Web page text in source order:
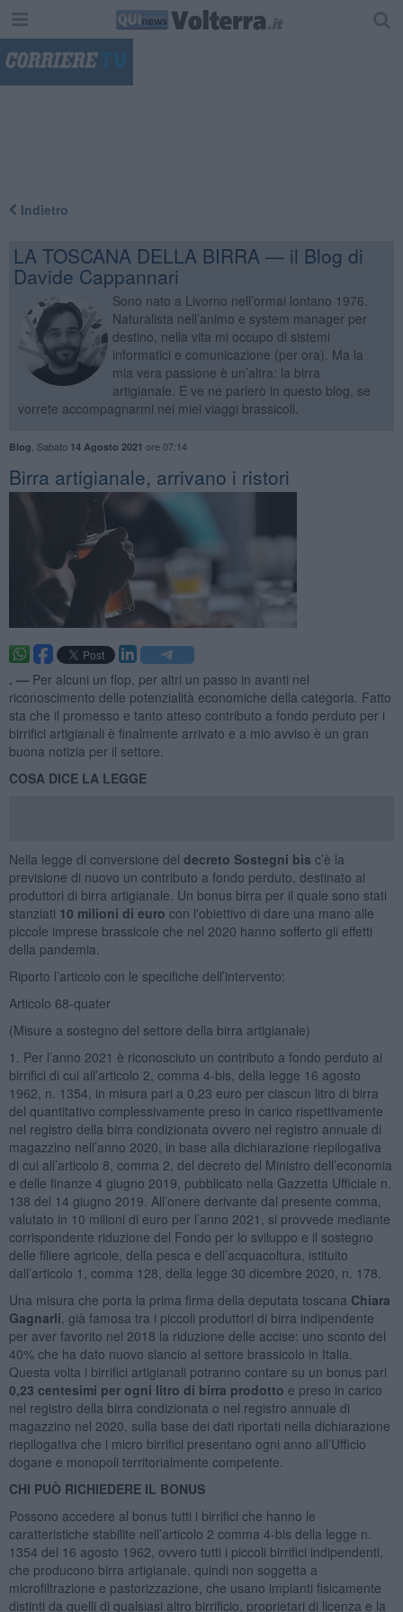
Indietro
LA TOSCANA DELLA BIRRA — il Blog di
Davide Cappannari
Sono nato a Livorno nell’ormai lontano 1976.
Naturalista nell’animo e system manager per
destino, nella vita mi occupo di sistemi
informatici e comunicazione (per ora). Ma la
mia vera passione è un’altra: la birra
artigianale. E ve ne parlerò in questo blog, se
vorrete accompagnarmi nei miei viaggi brassicoli.
Blog Sabato 14 Agosto 2021 ore 07:14
Birra artigianale, arrivano i ristori
. — Per alcuni un flop, per altri un passo in avanti nel
riconoscimento delle potenzialità economiche della categoria. Fatto
sta che il promesso e tanto atteso contributo a fondo perduto per i
birrifici artigianali è finalmente arrivato e a mio avviso è un gran
buona notizia per il settore.
COSA DICE LA LEGGE
Nella legge di conversione del decreto Sostegni bis c’è la
previsione di nuovo un contributo a fondo perduto, destinato ai
produttori di birra artigianale. Un bonus birra per il quale sono stati
stanziati 10 milioni di euro con l'obiettivo di dare una mano alle
piccole imprese brassicole che nel 2020 hanno sofferto gli effetti
della pandemia.
Riporto l’articolo con le specifiche dell’intervento:
Articolo 68-quater
(Misure a sostegno del settore della birra artigianale)
1. Per l’anno 2021 è riconosciuto un contributo a fondo perduto ai
birrifici di cui all’articolo 2, comma 4-bis, della legge 16 agosto
1962, n. 1354, in misura pari a 0,23 euro per ciascun litro di birra
del quantitativo complessivamente preso in carico rispettivamente
nel registro della birra condizionata ovvero nel registro annuale di
magazzino nell’anno 2020, in base alla dichiarazione riepilogativa
di cui all’articolo 8, comma 2, del decreto del Ministro dell’economia
e delle finanze 4 giugno 2019, pubblicato nella Gazzetta Ufficiale n.
138 del 14 giugno 2019. All’onere derivante dal presente comma,
valutato in 10 milioni di euro per l’anno 2021, si provvede mediante
corrispondente riduzione del Fondo per lo sviluppo e il sostegno
delle filiere agricole, della pesca e dell’acquacoltura, istituito
dall’articolo 1, comma 128, della legge 30 dicembre 2020, n. 178.
Una misura che porta la prima firma della deputata toscana Chiara
Gagnarli , già famosa tra i piccoli produttori di birra indipendente
per aver favorito nel 2018 la riduzione delle accise: uno sconto del
40% che ha dato nuovo slancio al settore brassicolo in Italia.
Questa volta i birrifici artigianali potranno contare su un bonus pari
0,23 centesimi per ogni litro di birra prodotto e preso in carico
nel registro della birra condizionata o nel registro annuale di
magazzino nel 2020, sulla base dei dati riportati nella dichiarazione
riepilogativa che i micro birrifici presentano ogni anno all’Ufficio
dogane e monopoli territorialmente competente.
CHI PUÒ RICHIEDERE IL BONUS
Possono accedere al bonus tutti i birrifici che hanno le
caratteristiche stabilite nell’articolo 2 comma 4-bis della legge n.
1354 del 16 agosto 1962, ovvero tutti i piccoli birrifici indipendenti,
che producono birra artigianale, quindi non soggetta a
microfiltrazione e pastorizzazione, che usano impianti fisicamente
distinti da quelli di qualsiasi altro birrificio, proprietari di licenza e la